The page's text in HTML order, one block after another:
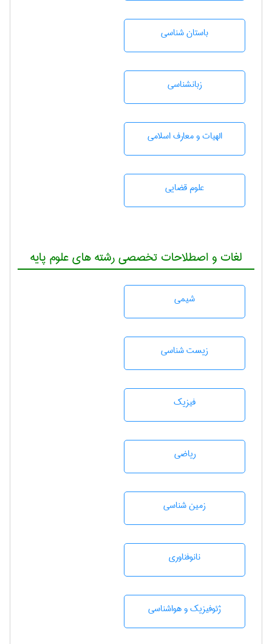
باستان شناسی
زبانشناسی
الهیات و معارف اسلامی
علوم قضایی
لغات و اصطلاحات تخصصی رشته های علوم پایه
شيمی
زيست شناسی
فیزیک
رياضی
زمين شناسی
نانوفناوری
ژئوفيزيك و هواشناسی